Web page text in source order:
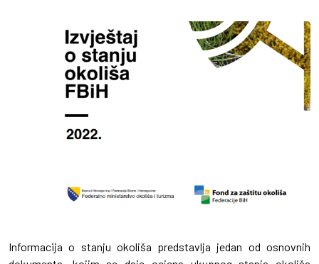
Informacija o stanju okoliša predstavlja jedan od osnovnih